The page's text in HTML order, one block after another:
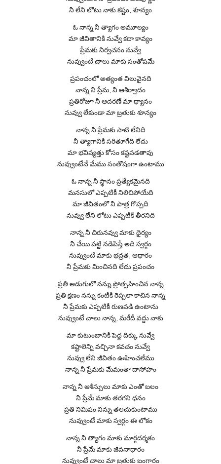
నీ లేని లోటు నాకు కష్టం, శూన్యం
ఓ నాన్న నీ త్యాగం అమూల్యం
మా జీవితానికి నువ్వే కదా కావ్యం
ప్రేమకు నిర్వచనం నువ్వే
నువ్వుంటే చాలు మాకు సంతోషమే
ప్రపంచంలో అత్యంత విలువైనది
నాన్న నీ ప్రేమ, నీ ఆశీర్వాదం
ప్రతిరోజూ నీ ఆదరణే మా ధ్యానం
నువ్వు లేకుండా మా బ్రతుకు శూన్యం
నాన్న నీ ప్రేమకు సాటి లేనిది
నీ త్యాగానికి సరితూగేది లేదు
మా భవిష్యత్తు కోసం కష్టపడతావు
నువ్వుంటేనే మేము సంతోషంగా ఉంటాము
ఓ నాన్న నీ స్థానం ప్రత్యేకమైనది
మనసులో ఎప్పటికీ నిలిచిపోయేది
మా జీవితంలో నీ పాత్ర గొప్పది
నువ్వు లేని లోటు ఎప్పటికీ తీరనిది
నాన్న నీ చిరునవ్వు మాకు ధైర్యం
నీ చేయి పట్టి నడిపిస్తే అది స్వర్గం
నువ్వుంటే మాకు భద్రత, ఆధారం
నీ ప్రేమకు మించినది లేదు ప్రపంచం
ప్రతి అడుగులో నన్ను ప్రోత్సహించిన నాన్న
ప్రతి క్షణం నన్ను కంటికి రెప్పలా కాచిన నాన్న
నీ ప్రేమకు ఎప్పటికీ రుణపడి ఉంటాను
నువ్వుంటే చాలు నాన్న, మరేదీ వద్దు నాకు
మా కుటుంబానికి పెద్ద దిక్కు నువ్వే
కష్టాలెన్ని వచ్చినా కవచం నువ్వే
నువ్వు లేని జీవితం ఊహించలేము
నాన్న నీ ప్రేమకు మేమంతా దాసోహం
నాన్న నీ ఆశీస్సులు మాకు ఎంతో బలం
నీ ప్రేమే మాకు తరగని ధనం
ప్రతి నిమిషం నిన్ను తలచుకుంటాము
నువ్వుంటే మాకు స్వర్గం ఈ లోకం
నాన్న నీ త్యాగం మాకు మార్గదర్శకం
నీ ప్రేమే మాకు జీవనాధారం
నువ్వుంటే చాలు మా బ్రతుకు బంగారం